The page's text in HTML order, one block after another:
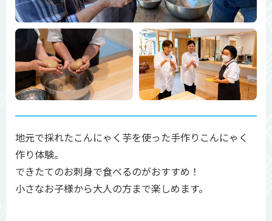
地元で採れたこんにゃく芋を使った手作りこんにゃく
作り体験。
できたてのお刺身で食べるのがおすすめ！
小さなお子様から大人の方まで楽しめます。